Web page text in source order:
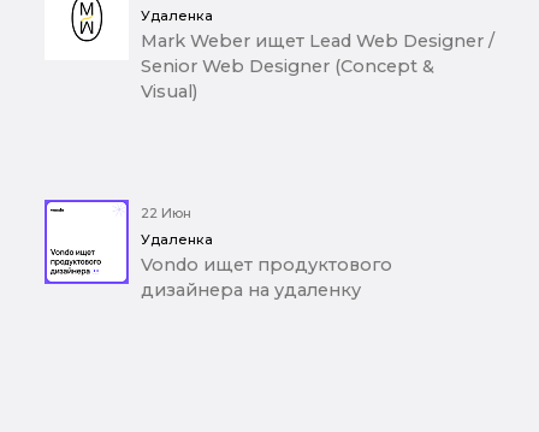
Удаленка
Mark Weber ищет Lead Web Designer /
Senior Web Designer (Concept &
Visual)
22 Июн
Удаленка
Vondo ищет продуктового
дизайнера на удаленку